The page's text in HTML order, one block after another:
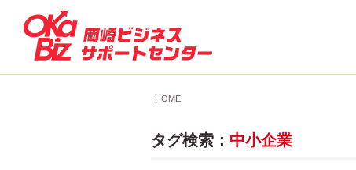
HOME
タグ検索： 中小企業